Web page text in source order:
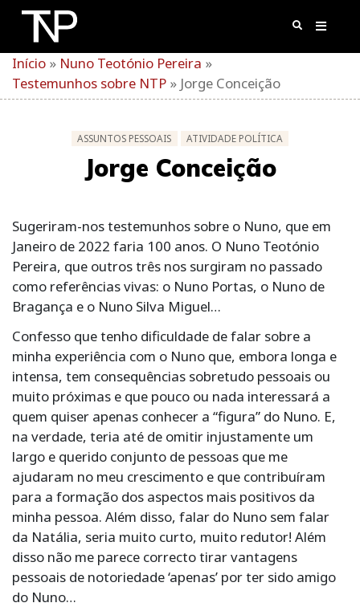
Início » Nuno Teotónio Pereira »
Testemunhos sobre NTP » Jorge Conceição
ASSUNTOS PESSOAIS ATIVIDADE POLÍTICA
Jorge Conceição
Sugeriram-nos testemunhos sobre o Nuno, que em
Janeiro de 2022 faria 100 anos. O Nuno Teotónio
Pereira, que outros três nos surgiram no passado
como referências vivas: o Nuno Portas, o Nuno de
Bragança e o Nuno Silva Miguel…
Confesso que tenho dificuldade de falar sobre a
minha experiência com o Nuno que, embora longa e
intensa, tem consequências sobretudo pessoais ou
muito próximas e que pouco ou nada interessará a
quem quiser apenas conhecer a “figura” do Nuno. E,
na verdade, teria até de omitir injustamente um
largo e querido conjunto de pessoas que me
ajudaram no meu crescimento e que contribuíram
para a formação dos aspectos mais positivos da
minha pessoa. Além disso, falar do Nuno sem falar
da Natália, seria muito curto, muito redutor! Além
disso não me parece correcto tirar vantagens
pessoais de notoriedade ‘apenas’ por ter sido amigo
do Nuno…